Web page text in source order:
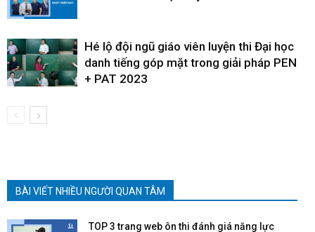
Hé lộ đội ngũ giáo viên luyện thi Đại học
danh tiếng góp mặt trong giải pháp PEN
+ PAT 2023
BÀI VIẾT NHIỀU NGƯỜI QUAN TÂM
TOP 3 trang web ôn thi đánh giá năng lực